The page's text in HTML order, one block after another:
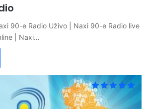
90-e Radio Uživo | Naxi 90-e Radio live
| Naxi…